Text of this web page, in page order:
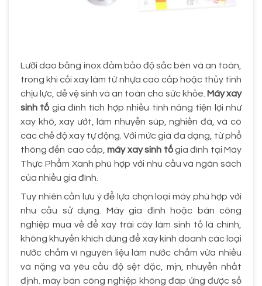
Lưỡi dao bằng inox đảm bảo độ sắc bén và an toàn,
trong khi cối xay làm từ nhựa cao cấp hoặc thủy tinh
chịu lực, dễ vệ sinh và an toàn cho sức khỏe. Máy xay
sinh tố gia đình tích hợp nhiều tính năng tiện lợi như
xay khô, xay ướt, làm nhuyễn súp, nghiền đá, và có
các chế độ xay tự động. Với mức giá đa dạng, từ phổ
thông đến cao cấp,máy xay sinh tốgia đình tại Máy
Thực Phẩm Xanh phù hợp với nhu cầu và ngân sách
của nhiều gia đình.
Tuy nhiên cần lưu ý để lựa chọn loại máy phù hợp với
nhu cầu sử dụng. Máy gia đình hoặc bán công
nghiệp mua về để xay trái cây làm sinh tố là chính,
không khuyến khích dùng để xay kinh doanh các loại
nước chấm vì nguyên liệu làm nước chấm vừa nhiều
và nặng và yêu cầu độ sệt đặc, mịn, nhuyễn nhất
định. máy bán công nghiệp không đáp ứng được số